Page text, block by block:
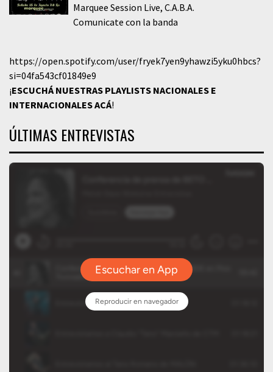
Marquee Session Live C.A.B.A.
Comunicate con la banda
https://open.spotify.com/user/fryek7yen9yhawzi5yku0hbcs?
si=04fa543cf01849e9
¡ESCUCHÁ NUESTRAS PLAYLISTS NACIONALES E
INTERNACIONALESACÁ!
ÚLTIMAS ENTREVISTAS